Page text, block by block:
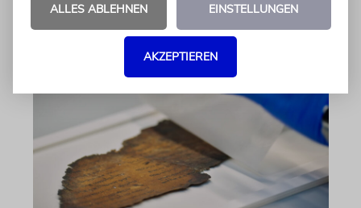
ALLES ABLEHNEN EINSTELLUNGEN
AKZEPTIEREN